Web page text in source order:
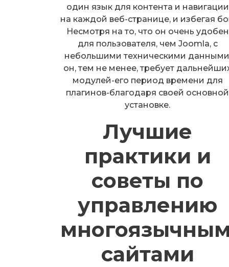
один язык для контента и навигации
на каждой веб-странице, и избегая
Несмотря на то, что он очень удобен
для пользователя, чем Joomla, с
небольшими техническими
он, тем не менее, требует
модулей-его период времени для
плагинов-благодаря своей основной
установке.
Лучшие
практики и
советы по
управлению
сайтами